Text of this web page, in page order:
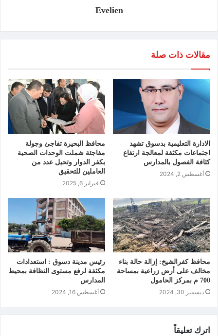
Evelien
مقالات ذات صلة
الادارة التعليمية بدسوق تشهد
اجتماعات مكثفة لمعالجة ارتفاع
كثافة الفصول بالمدارس
أغسطس 2, 2024
محافظ البحيرة تفاجئ وجولة
مفاجئة شملت الوحدات الصحية
بكفر الدوار وتحيل عدد من
العاملين للتحقيق
فبراير 6, 2025
محافظ كفرالشيخ: إزالة حالة بناء
مخالف على أرض زراعية بمساحة
700 م بمركز الحامول
ديسمبر 30, 2024
رئيس مدينة دسوق : استعدادات
مكثفة لرفع مستوى النظافة بمحيط
المدارس
أغسطس 16, 2024
اترك تعليقاً